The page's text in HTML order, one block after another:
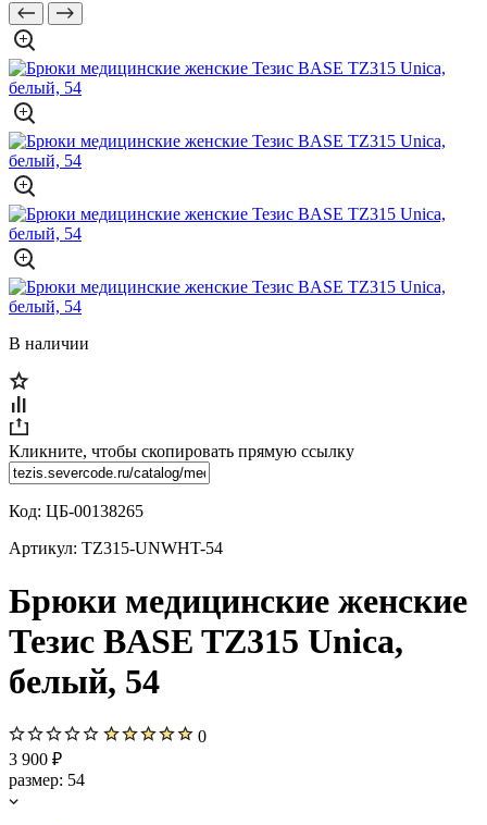
В наличии
Кликните, чтобы скопировать прямую ссылку
Код: ЦБ-00138265
Артикул: TZ315-UNWHT-54
Брюки медицинские женские
Тезис BASE TZ315 Unica,
белый, 54
0
3 900 ₽
размер: 54